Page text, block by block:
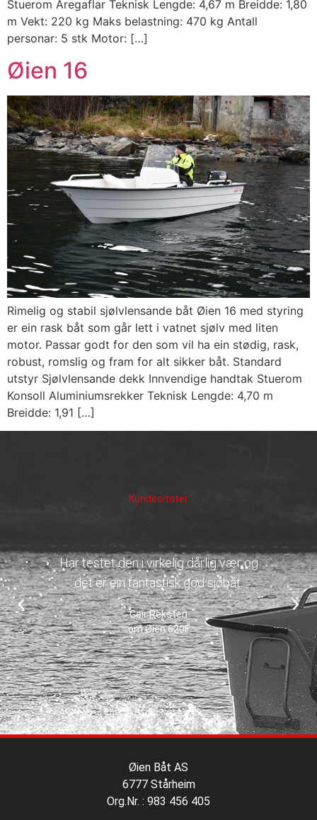
Stuerom Åregaflar Teknisk Lengde: 4,67 m Breidde: 1,80
m Vekt: 220 kg Maks belastning: 470 kg Antall
personar: 5 stk Motor: […]
Øien 16
Rimelig og stabil sjølvlensande båt Øien 16 med styring
er ein rask båt som går lett i vatnet sjølv med liten
motor. Passar godt for den som vil ha ein stødig, rask,
robust, romslig og fram for alt sikker båt. Standard
utstyr Sjølvlensande dekk Innvendige handtak Stuerom
Konsoll Aluminiumsrekker Teknisk Lengde: 4,70 m
Breidde: 1,91 […]
Kundesitater
Har testet den i virkelig dårlig vær og
det er ein fantastisk god sjøbåt.
Geir Reksten
om Øien 620F
Øien Båt AS
6777 Stårheim
Org.Nr. : 983 456 405